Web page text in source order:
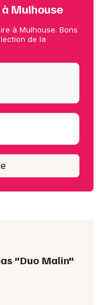
Mulhouse
à Mulhouse. Bons
de la
"Duo Malin"